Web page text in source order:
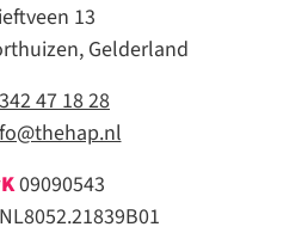
13
Gelderland
47 18 28
09090543
NL8052.21839B01